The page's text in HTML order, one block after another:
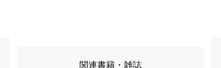
関連書籍・雑誌